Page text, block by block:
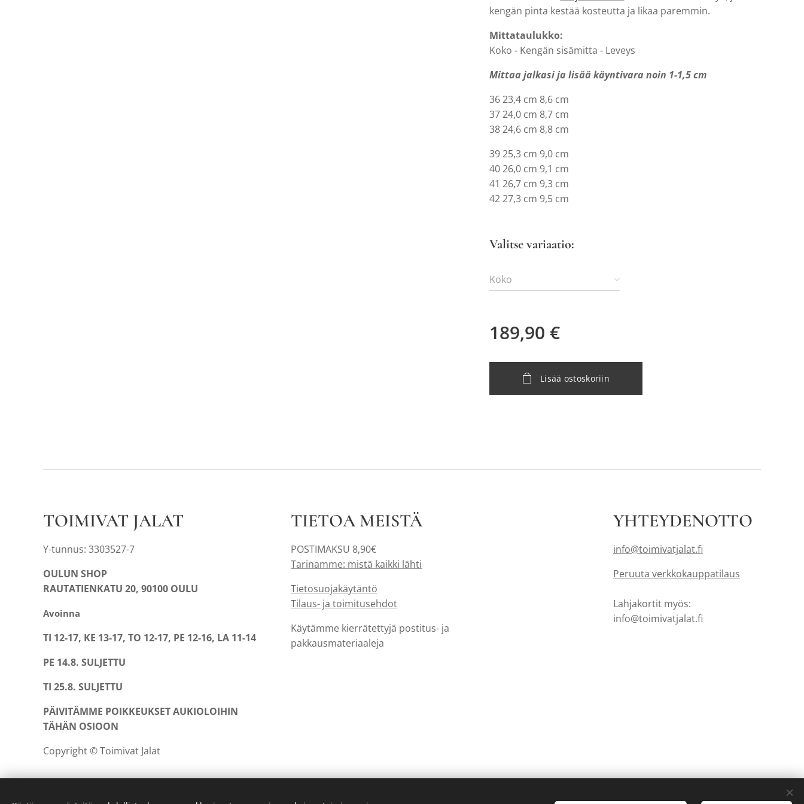
kengän pinta kestää kosteutta ja likaa paremmin.
Mittataulukko:
Koko - Kengän sisämitta - Leveys
Mittaa jalkasi ja lisää käyntivara noin 1-1,5 cm
36 23,4 cm 8,6 cm
37 24,0 cm 8,7 cm
38 24,6 cm 8,8 cm
39 25,3 cm 9,0 cm
40 26,0 cm 9,1 cm
41 26,7 cm 9,3 cm
42 27,3 cm 9,5 cm
Valitse variaatio:
Koko
189,90 €
Lisää ostoskoriin
TOIMIVAT JALAT
Y-tunnus: 3303527-7
OULUN SHOP
RAUTATIENKATU 20, 90100 OULU
Avoinna
TI 12-17, KE 13-17, TO 12-17, PE 12-16, LA 11-14
PE 14.8. SULJETTU
TI 25.8. SULJETTU
PÄIVITÄMME POIKKEUKSET AUKIOLOIHIN
TÄHÄN OSIOON
Copyright © Toimivat Jalat
TIETOA MEISTÄ
POSTIMAKSU 8,90€
Tarinamme: mistä kaikki lähti
Tietosuojakäytäntö
Tilaus- ja toimitusehdot
Käytämme kierrätettyjä postitus- ja
pakkausmateriaaleja
YHTEYDENOTTO
info@toimivatjalat.fi
Peruuta verkkokauppatilaus
Lahjakortit myös:
info@toimivatjalat.fi